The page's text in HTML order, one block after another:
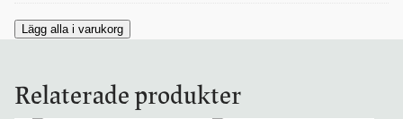
Relaterade produkter
Lägg alla i varukorg